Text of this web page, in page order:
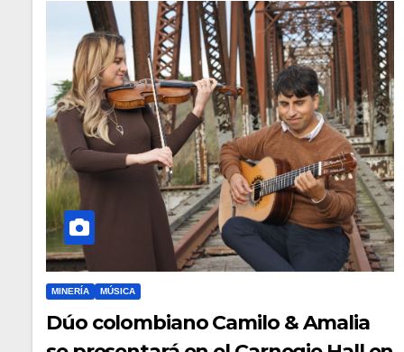
MINERÍA MÚSICA
Dúo colombiano Camilo & Amalia